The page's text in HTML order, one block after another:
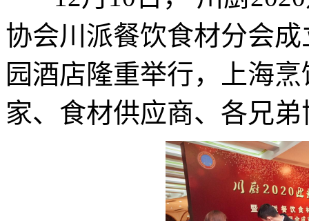
协会川派餐饮食材分会
园酒店隆重举行，上海
家、食材供应商、各兄